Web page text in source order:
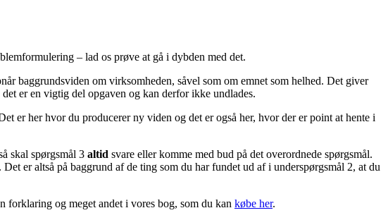
– lad os prøve at gå i dybden med det.
baggrundsviden om virksomheden, såvel som om emnet som helhed. Det giver
er en vigtig del opgaven og kan derfor ikke undlades.
er her hvor du producerer ny viden og det er også her, hvor der er point at hente i
skal spørgsmål 3 altid svare eller komme med bud på det overordnede spørgsmål.
er altså på baggrund af de ting som du har fundet ud af i underspørgsmål 2, at du
forklaring og meget andet i vores bog, som du kan købe her.